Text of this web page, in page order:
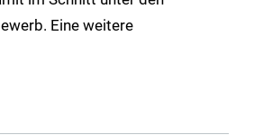
Eine weitere